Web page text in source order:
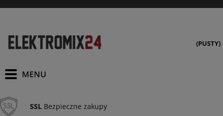
(PUSTY)
SSL Bezpieczne zakupy